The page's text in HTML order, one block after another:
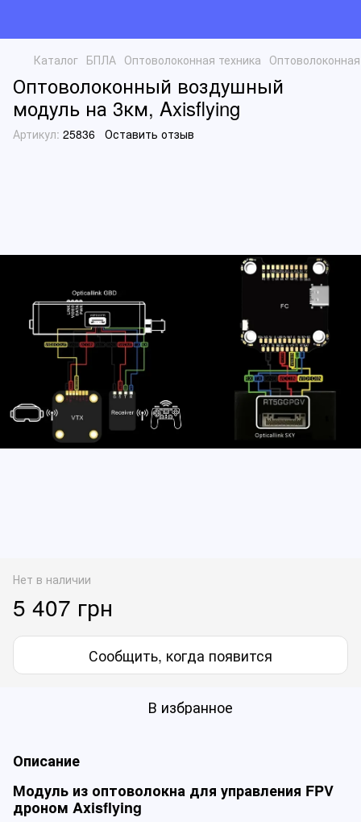
Каталог БПЛА Оптоволоконная техника
Оптоволоконный воздушный
модуль на 3км, Axisflying
Артикул: 25836 Оставить отзыв
Нет в наличии
5 407 грн
Сообщить, когда появится
В избранное
Описание
Модуль из оптоволокна для управления FPV
дроном Axisflying